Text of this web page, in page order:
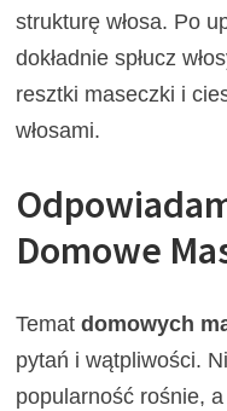
strukturę włosa. Po
dokładnie spłucz
resztki maseczki i
włosami.
Domowe
Tematdomowych
pytań i wątpliwości.
popularność rośnie,